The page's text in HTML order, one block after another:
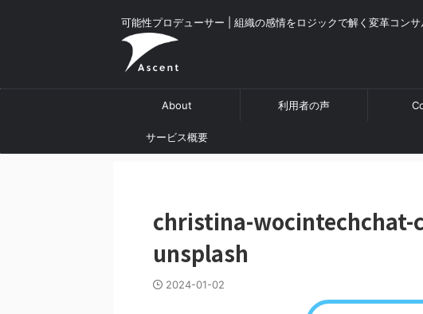
可能性プロデューサー | 組織の感情をロジックで解く変革コンサ
About 利用者の声
サービス概要
christina-wocintechchat-
unsplash
2024-01-02